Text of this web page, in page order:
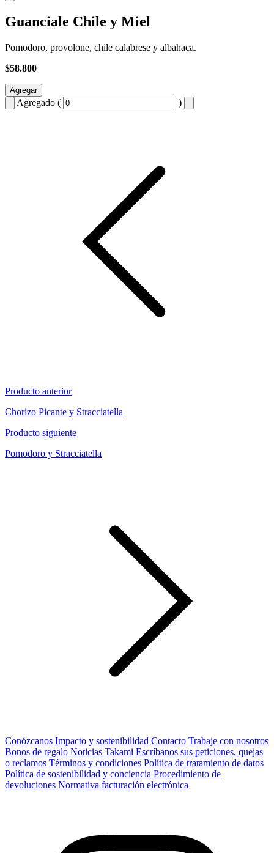
Guanciale Chile y Miel
Pomodoro, provolone, chile calabrese y albahaca.
$58.800
Agregar
Agregado ( )
Producto anterior
Chorizo Picante y Stracciatella
Producto siguiente
Pomodoro y Stracciatella
Conózcanos Impacto y sostenibilidad Contacto Trabaje con nosotros
Bonos de regalo Noticias Takami Escríbanos sus peticiones, quejas
o reclamos Términos y condiciones Política de tratamiento de datos
Política de sostenibilidad y conciencia Procedimiento de
devoluciones Normativa facturación electrónica